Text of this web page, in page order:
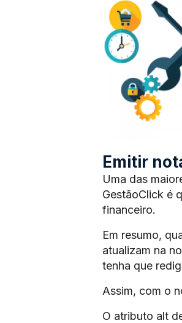
Emitir
Uma das
GestãoClick é
financeiro.
Em resumo,
atualizam na
tenha que
Assim, com o
O atributo alt